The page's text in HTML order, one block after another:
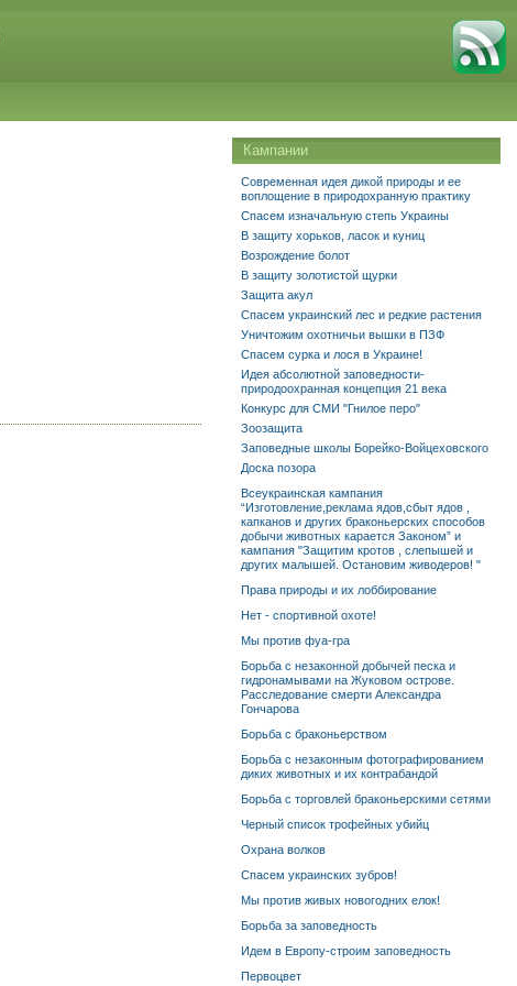
Кампании
Современная идея дикой природы и ее
воплощение в природохранную практику
Спасем изначальную степь Украины
В защиту хорьков, ласок и куниц
Возрождение болот
В защиту золотистой щурки
Защита акул
Спасем украинский лес и редкие растения
Уничтожим охотничьи вышки в ПЗФ
Спасем сурка и лося в Украине!
Идея абсолютной заповедности-
природоохранная концепция 21 века
Конкурс для СМИ "Гнилое перо"
Зоозащита
Заповедные школы Борейко-Войцеховского
Доска позора
Всеукраинская кампания
“Изготовление,реклама ядов,сбыт ядов ,
капканов и других браконьерских способов
добычи животных карается Законом” и
кампания "Защитим кротов , слепышей и
других малышей. Остановим живодеров! "
Права природы и их лоббирование
Нет - спортивной охоте!
Мы против фуа-гра
Борьба с незаконной добычей песка и
гидронамывами на Жуковом острове.
Расследование смерти Александра
Гончарова
Борьба с браконьерством
Борьба с незаконным фотографированием
диких животных и их контрабандой
Борьба с торговлей браконьерскими сетями
Черный список трофейных убийц
Охрана волков
Спасем украинских зубров!
Мы против живых новогодних елок!
Борьба за заповедность
Идем в Европу-строим заповедность
Первоцвет